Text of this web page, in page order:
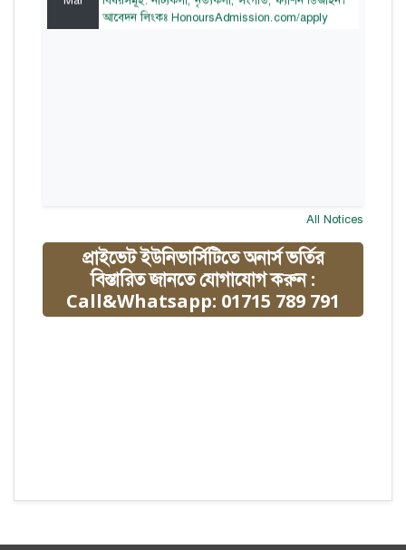
আবেদন লিংকঃ HonoursAdmission.com/apply
All Notices
প্রাইভেট ইউনিভার্সিটিতে অনার্স ভর্তির
বিস্তারিত জানতে যোগাযোগ করুন :
Call&Whatsapp: 01715 789 791